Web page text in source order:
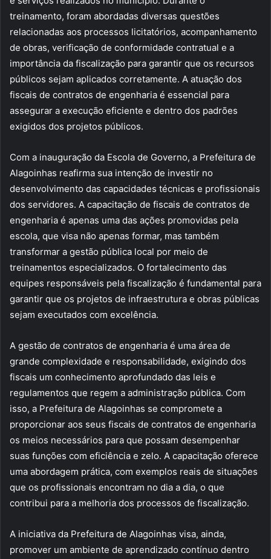
treinamento, foram abordadas diversas questões
relacionadas aos processos licitatórios, acompanhamento
de obras, verificação de conformidade contratual e a
importância da fiscalização para garantir que os recursos
públicos sejam aplicados corretamente. A atuação dos
fiscais de contratos de engenharia é essencial para
assegurar a execução eficiente e dentro dos padrões
exigidos dos projetos públicos.
Com a inauguração da Escola de Governo, a Prefeitura de
Alagoinhas reafirma sua intenção de investir no
desenvolvimento das capacidades técnicas e profissionais
dos servidores. A capacitação de fiscais de contratos de
engenharia é apenas uma das ações promovidas pela
escola, que visa não apenas formar, mas também
transformar a gestão pública local por meio de
treinamentos especializados. O fortalecimento das
equipes responsáveis pela fiscalização é fundamental para
garantir que os projetos de infraestrutura e obras públicas
sejam executados com excelência.
A gestão de contratos de engenharia é uma área de
grande complexidade e responsabilidade, exigindo dos
fiscais um conhecimento aprofundado das leis e
regulamentos que regem a administração pública. Com
isso, a Prefeitura de Alagoinhas se compromete a
proporcionar aos seus fiscais de contratos de engenharia
os meios necessários para que possam desempenhar
suas funções com eficiência e zelo. A capacitação oferece
uma abordagem prática, com exemplos reais de situações
que os profissionais encontram no dia a dia, o que
contribui para a melhoria dos processos de fiscalização.
A iniciativa da Prefeitura de Alagoinhas visa, ainda,
promover um ambiente de aprendizado contínuo dentro